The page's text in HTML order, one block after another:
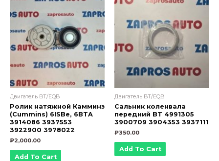
3920780
3903939
3901220
quantity
Двигатель BT/EQB
Ролик натяжной Камминз
(Cummins) 6ISBe, 6BTA
3914086 3937553
3922900 3978022
₽2,000.00
Add To Cart
Двигатель BT/EQB
Сальник коленвала
передний BT 4991305
3900709 3904353 3937111
₽350.00
Add To Cart